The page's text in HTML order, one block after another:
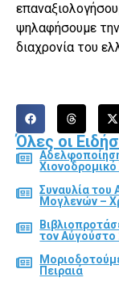
ψηλαφήσουμε
διαχρονία του
Όλες οι
Συναυλία του
Μογλενών –
τον Αύγούστο
Πειραιά